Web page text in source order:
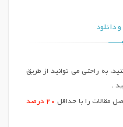
دانلود
به راحتی می توانید از طریق
.
مقالات را با حداقل 20 درصد